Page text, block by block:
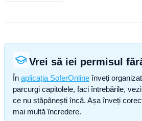
Vrei să iei permisul
În aplicația SoferOnline înveți
parcurgi capitolele, faci întrebările,
ce nu stăpânești încă. Așa înveți
mai multă încredere.